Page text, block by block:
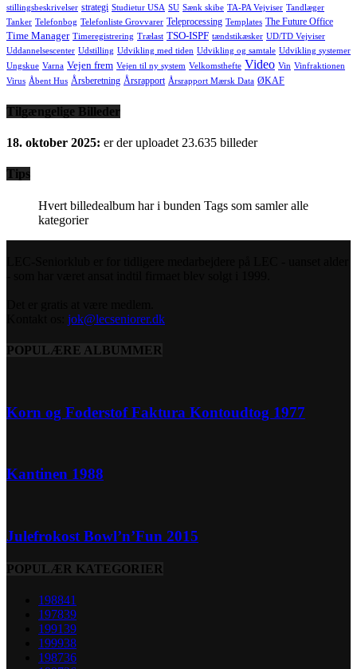
stillingsbeskrivelser strategi Studietur USA SU Sænk skibe TA-PA Vejviser Tandlæger
Tanker Telefonbog Telefonliste Grovvarer Teleprocessing Templates The Future Office
Time Manager Timeregistrering Trælast TSO-ISPF tændstikæsker UD/TD Vejviser
Uddannelsescenter Udstilling Udvikling med tiden Udvikling og samtale Udvikling systemer
Ungskue Varna Vejen frem Vejen til ny system Velkomsthefte Video Vin Vinfraktionen
Virus Åbent Hus Årsberetning Årsrapport Årsrapport Mærsk Data ØKAF
Tilgængelige Billeder
18. oktober 2025: er der uploadet 23.635 billeder
Tips
Hvert billedealbum har i bunden Tags som samler alle
kategorier
jok@lecseniorer.dk
POPULÆRE ALBUMMER
Korn og Foderstof Faktura Kontoudtog 1977
Kantinen 1988
Julefrokost Bowl’n’Fun 2015
POPULÆR KATEGORIER
198841
197839
199139
199938
198736